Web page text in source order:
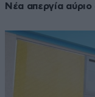
Νέα απεργία